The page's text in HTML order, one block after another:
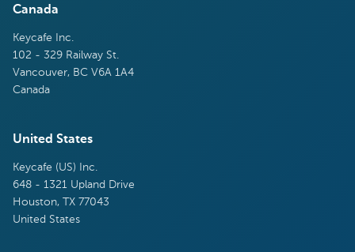
Canada
Keycafe Inc.
102 - 329 Railway St.
Vancouver, BC V6A 1A4
Canada
United States
Keycafe (US) Inc.
648 - 1321 Upland Drive
Houston, TX 77043
United States